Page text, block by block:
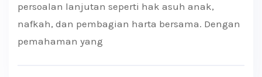
persoalan lanjutan seperti hak asuh anak,
nafkah, dan pembagian harta bersama. Dengan
pemahaman yang